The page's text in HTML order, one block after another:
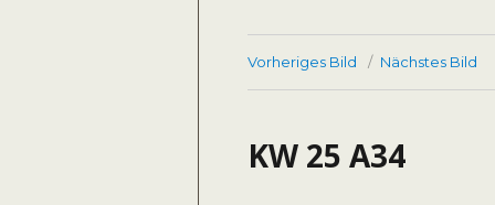
Vorheriges Bild Nächstes Bild
KW 25 A34